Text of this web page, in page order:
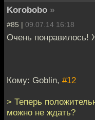
Korobobo »
#85 | 09.07.14 16:18
Очень понравилось!
Кому: Goblin, #12
> Теперь
можно не ждать?